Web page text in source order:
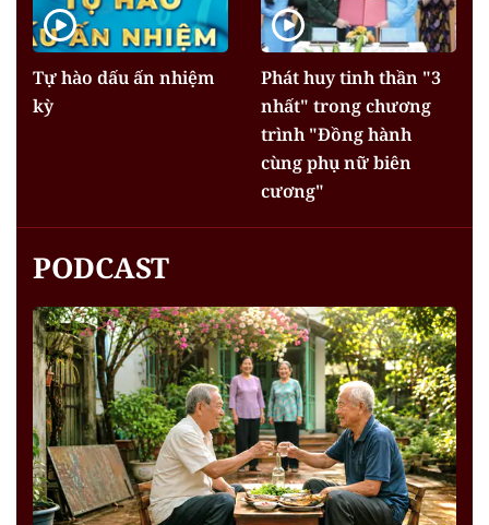
Tự hào dấu ấn nhiệm
kỳ
Phát huy tinh thần "3
nhất" trong chương
trình "Đồng hành
cùng phụ nữ biên
cương"
PODCAST